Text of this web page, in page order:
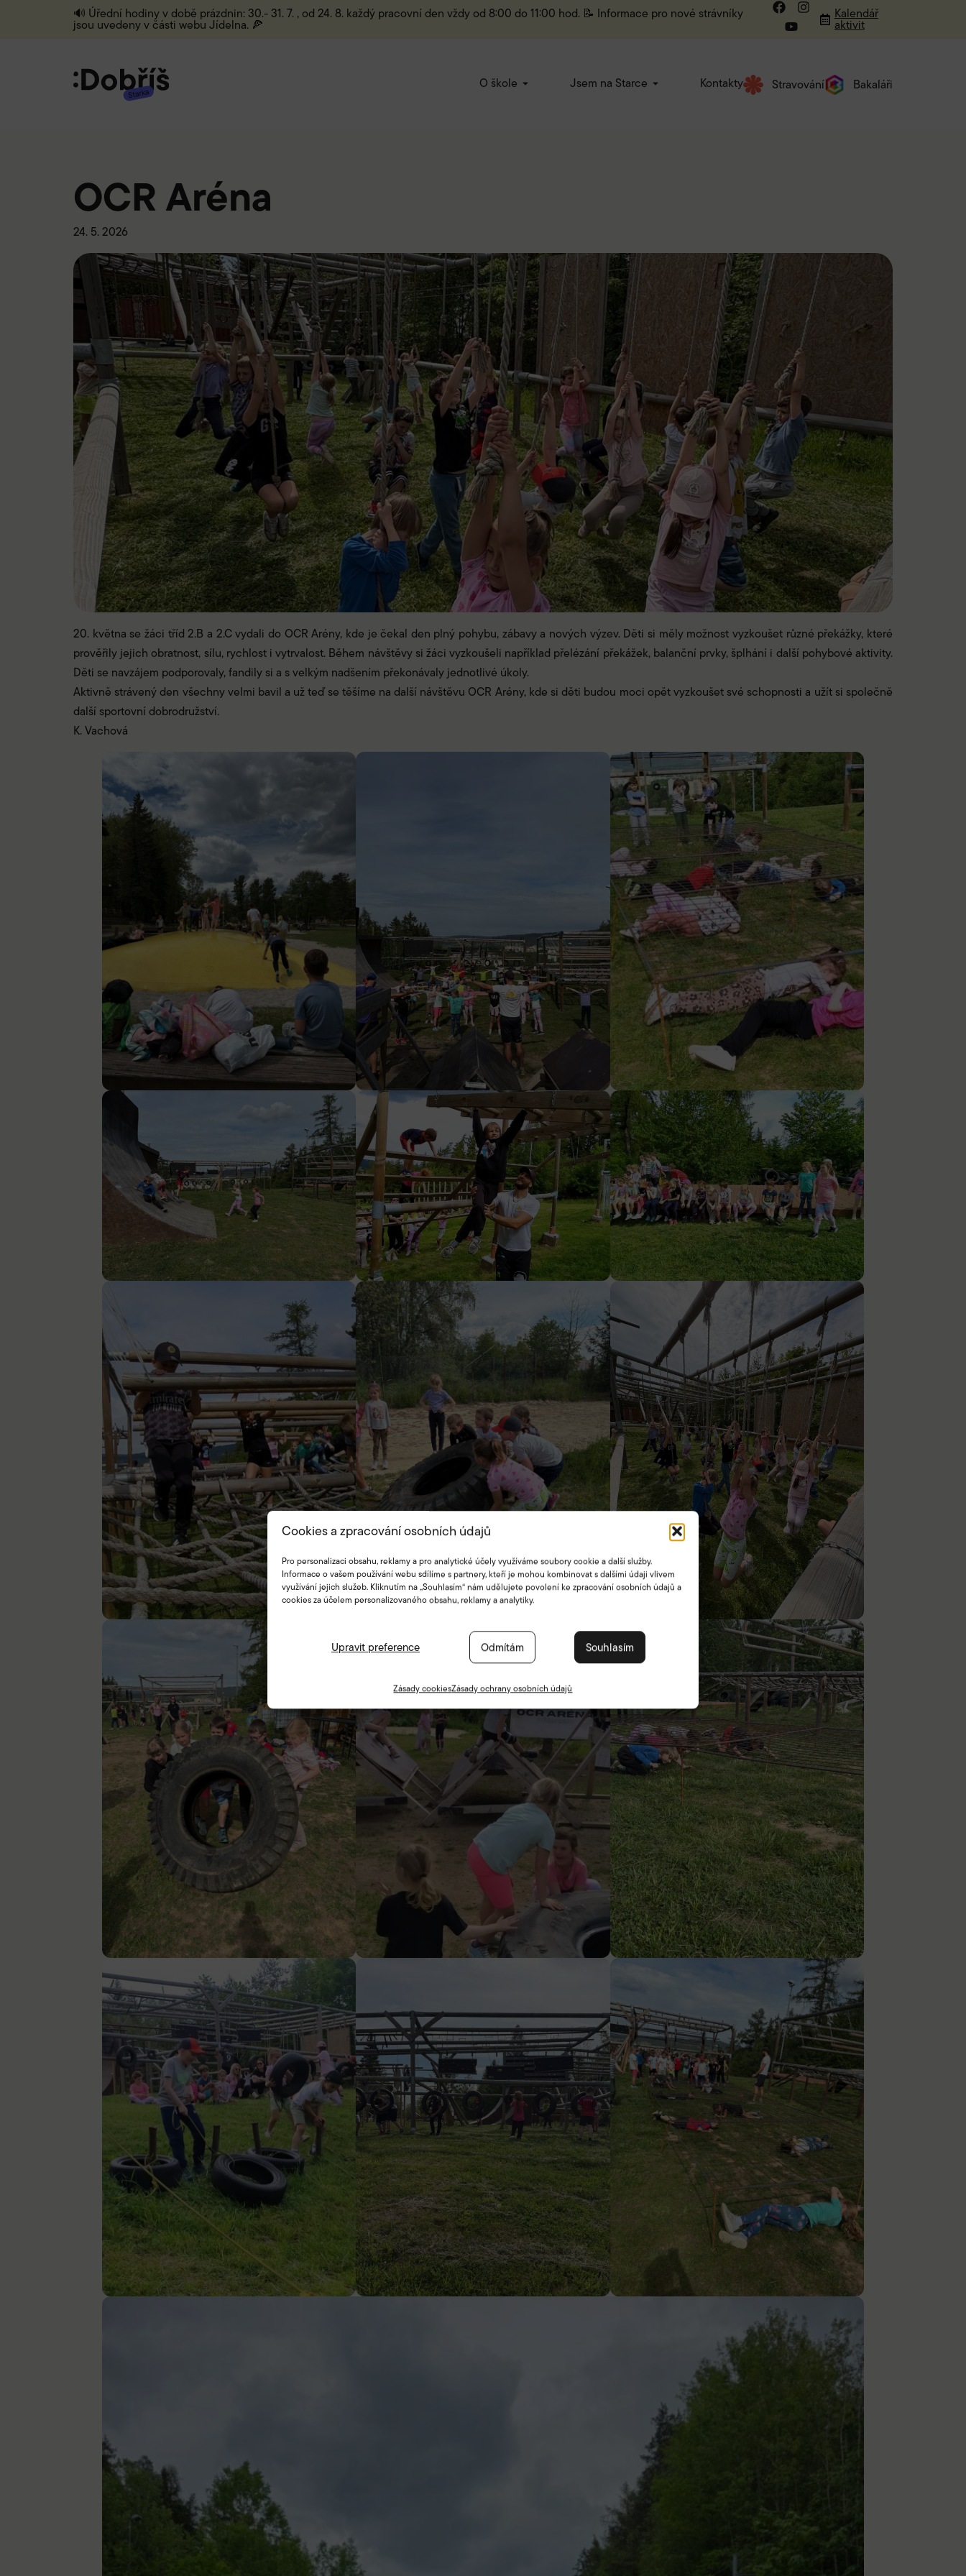
Cookies a zpracování osobních údajů
Pro personalizaci obsahu, reklamy a pro analytické účely využíváme soubory cookie a další služby.
Informace o vašem používání webu sdílíme s partnery, kteří je mohou kombinovat s dalšími údaji vlivem
využívání jejich služeb. Kliknutím na „Souhlasím“ nám udělujete povolení ke zpracování osobních údajů a
cookies za účelem personalizovaného obsahu, reklamy a analytiky.
Souhlasím
Odmítám
Upravit preference
Zásady cookiesZásady ochrany osobních údajů
🔊 Úřední hodiny v době prázdnin: 30.- 31. 7. , od 24. 8. každý pracovní den vždy od 8:00 do 11:00 hod. 📝 Informace pro nové strávníky
jsou uvedeny v části webu Jídelna. 🍕
Kalendář
aktivit
O škole Jsem na Starce Kontakty Stravování Bakaláři
OCR Aréna
24. 5. 2026
20. května se žáci tříd 2.B a 2.C vydali do OCR Arény, kde je čekal den plný pohybu, zábavy a nových výzev. Děti si měly možnost vyzkoušet různé překážky, které
prověřily jejich obratnost, sílu, rychlost i vytrvalost. Během návštěvy si žáci vyzkoušeli například přelézání překážek, balanční prvky, šplhání i další pohybové aktivity.
Děti se navzájem podporovaly, fandily si a s velkým nadšením překonávaly jednotlivé úkoly.
Aktivně strávený den všechny velmi bavil a už teď se těšíme na další návštěvu OCR Arény, kde si děti budou moci opět vyzkoušet své schopnosti a užít si společně
další sportovní dobrodružství.
K. Vachová